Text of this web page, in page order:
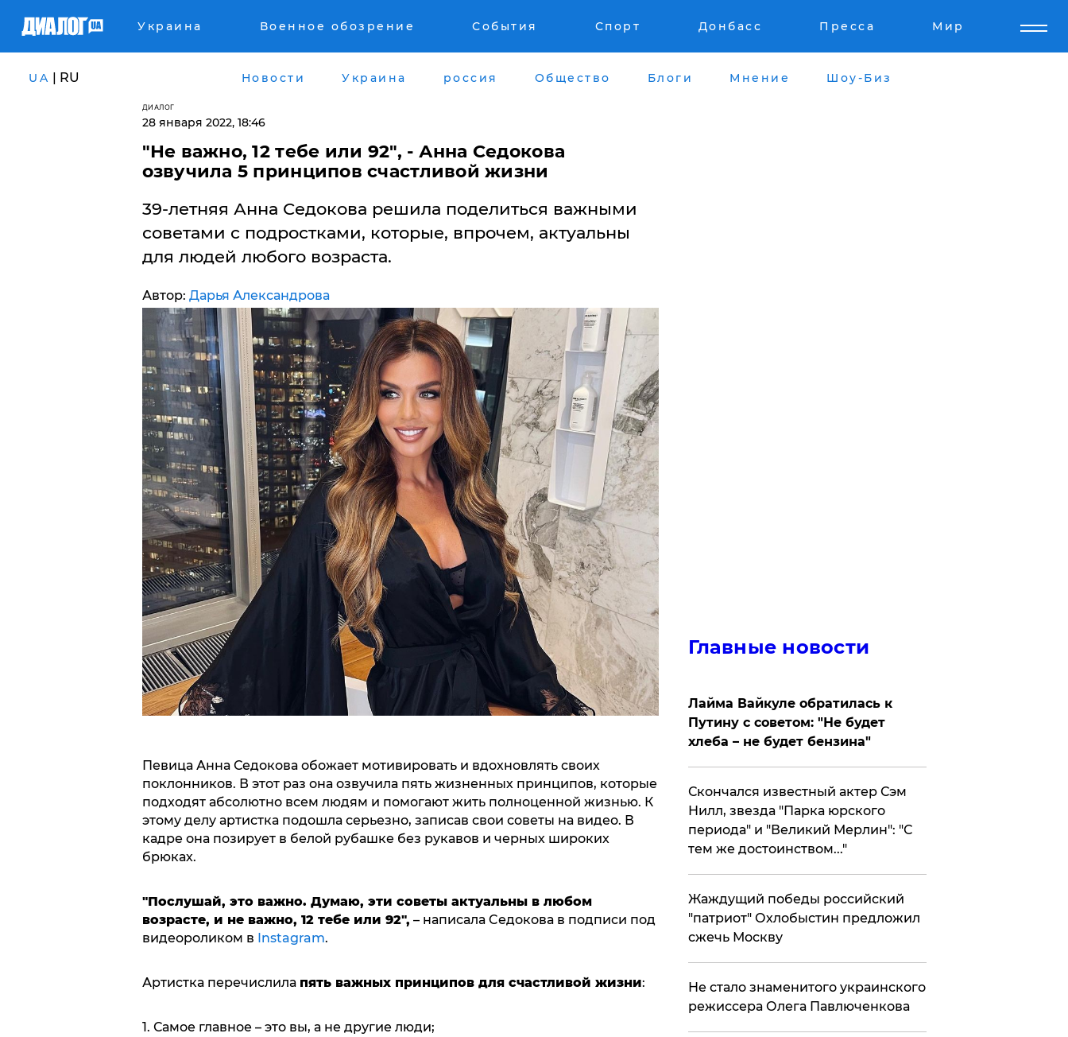
Украина Военное обозрение События Спорт Донбасс Пресса Мир
UA | RU Новости Украина россия Общество Блоги Мнение Шоу-Биз
ДИАЛОГ
28 января 2022, 18:46
"Не важно, 12 тебе или 92", - Анна Седокова
озвучила 5 принципов счастливой жизни
39-летняя Анна Седокова решила поделиться важными
советами с подростками, которые, впрочем, актуальны
для людей любого возраста.
Автор: Дарья Александрова
Певица Анна Седокова обожает мотивировать и вдохновлять своих
поклонников. В этот раз она озвучила пять жизненных принципов, которые
подходят абсолютно всем людям и помогают жить полноценной жизнью. К
этому делу артистка подошла серьезно, записав свои советы на видео. В
кадре она позирует в белой рубашке без рукавов и черных широких
брюках.
"Послушай, это важно. Думаю, эти советы актуальны в любом
возрасте, и не важно, 12 тебе или 92", – написала Cедокова в подписи под
видеороликом в Instagram.
Артистка перечислила пять важных принципов для счастливой жизни:
1. Самое главное – это вы, а не другие люди;
Главные новости
Лайма Вайкуле обратилась к
Путину с советом: "Не будет
хлеба – не будет бензина"
Скончался известный актер Сэм
Нилл, звезда "Парка юрского
периода" и "Великий Мерлин": "С
тем же достоинством..."
Жаждущий победы российский
"патриот" Охлобыстин предложил
сжечь Москву
Не стало знаменитого украинского
режиссера Олега Павлюченкова